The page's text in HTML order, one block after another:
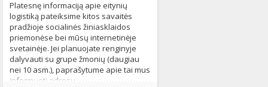
Platesnę informaciją apie eitynių
logistiką pateiksime kitos savaitės
pradžioje socialinės žiniasklaidos
priemonėse bei mūsų internetinėje
svetainėje. Jei planuojate renginyje
dalyvauti su grupe žmonių (daugiau
nei 10 asm.), paprašytume apie tai mus
informuoti adresu